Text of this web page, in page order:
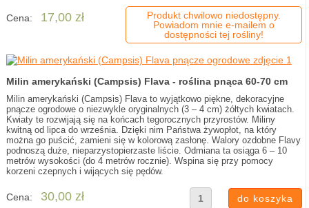
Cena: 17,00 zł
Produkt chwilowo niedostępny.
Powiadom mnie e-mailem o
dostępności tej rośliny!
Milin amerykański (Campsis) Flava - roślina pnąca 60-70 cm
Milin amerykański (Campsis) Flava to wyjątkowo piękne, dekoracyjne
pnącze ogrodowe o niezwykle oryginalnych (3 – 4 cm) żółtych kwiatach.
Kwiaty te rozwijają się na końcach tegorocznych przyrostów. Miliny
kwitną od lipca do września. Dzięki nim Państwa żywopłot, na który
można go puścić, zamieni się w kolorową zasłonę. Walory ozdobne Flavy
podnoszą duże, nieparzystopierzaste liście. Odmiana ta osiąga 6 – 10
metrów wysokości (do 4 metrów rocznie). Wspina się przy pomocy
korzeni czepnych i wijących się pędów.
Cena: 30,00 zł